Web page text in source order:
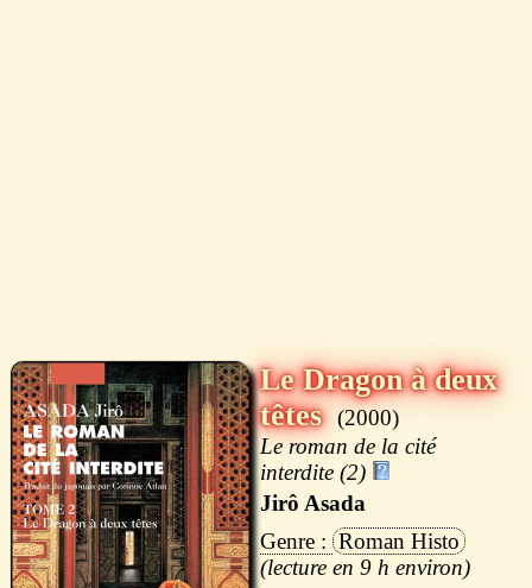
Le Dragon à deux
têtes
2000
Le roman de la cité
interdite (2)
Jirô Asada
Roman Histo
9 h